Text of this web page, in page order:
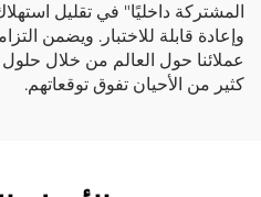
المشتركة داخليًا" في تقليل
وإعادة قابلة للاختبار. ويضمن
عملائنا حول العالم من خلال
كثير من الأحيان تفوق توقعاتهم.